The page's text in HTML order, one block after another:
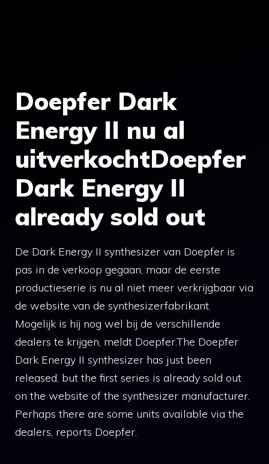
Doepfer Dark
Energy II nu al
uitverkochtDoepfer
Dark Energy II
already sold out
De Dark Energy II synthesizer van Doepfer is
pas in de verkoop gegaan, maar de eerste
productieserie is nu al niet meer verkrijgbaar via
de website van de synthesizerfabrikant.
Mogelijk is hij nog wel bij de verschillende
dealers te krijgen, meldt Doepfer.The Doepfer
Dark Energy II synthesizer has just been
released, but the first series is already sold out
on the website of the synthesizer manufacturer.
Perhaps there are some units available via the
dealers, reports Doepfer.